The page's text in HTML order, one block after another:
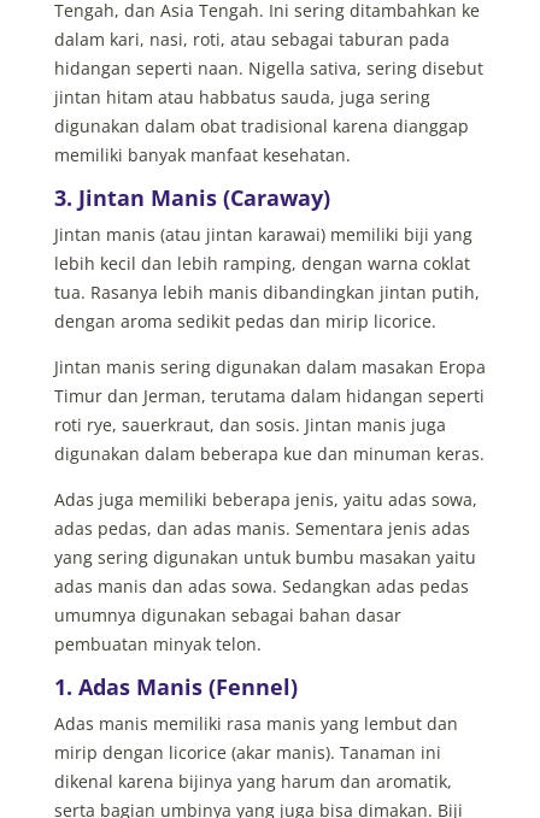
Tengah, dan Asia Tengah. Ini sering ditambahkan ke
dalam kari, nasi, roti, atau sebagai taburan pada
hidangan seperti naan. Nigella sativa, sering disebut
jintan hitam atau habbatus sauda, juga sering
digunakan dalam obat tradisional karena dianggap
memiliki banyak manfaat kesehatan.
3. Jintan Manis (Caraway)
Jintan manis (atau jintan karawai) memiliki biji yang
lebih kecil dan lebih ramping, dengan warna coklat
tua. Rasanya lebih manis dibandingkan jintan putih,
dengan aroma sedikit pedas dan mirip licorice.
Jintan manis sering digunakan dalam masakan Eropa
Timur dan Jerman, terutama dalam hidangan seperti
roti rye, sauerkraut, dan sosis. Jintan manis juga
digunakan dalam beberapa kue dan minuman keras.
Adas juga memiliki beberapa jenis, yaitu adas sowa,
adas pedas, dan adas manis. Sementara jenis adas
yang sering digunakan untuk bumbu masakan yaitu
adas manis dan adas sowa. Sedangkan adas pedas
umumnya digunakan sebagai bahan dasar
pembuatan minyak telon.
1. Adas Manis (Fennel)
Adas manis memiliki rasa manis yang lembut dan
mirip dengan licorice (akar manis). Tanaman ini
dikenal karena bijinya yang harum dan aromatik,
serta bagian umbinya yang juga bisa dimakan. Biji